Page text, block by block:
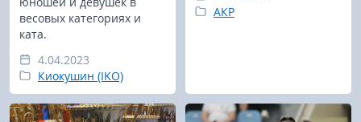
весовых категориях и
ката.
4.04.2023
Киокушин (IKO)
АКР